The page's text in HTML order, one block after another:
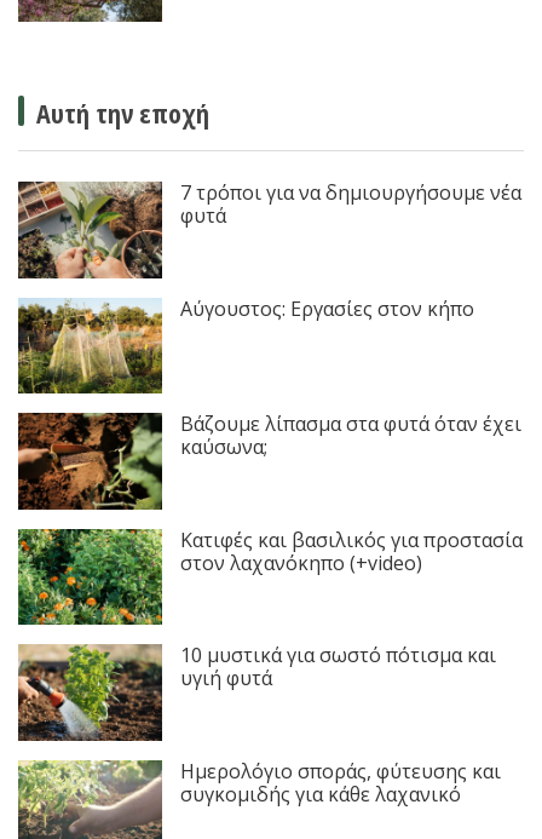
Αυτή την εποχή
7 τρόποι για να δημιουργήσουμε νέα
φυτά
Αύγουστος: Εργασίες στον κήπο
Βάζουμε λίπασμα στα φυτά όταν έχει
καύσωνα;
Κατιφές και βασιλικός για προστασία
στον λαχανόκηπο (+video)
10 μυστικά για σωστό πότισμα και
υγιή φυτά
Ημερολόγιο σποράς, φύτευσης και
συγκομιδής για κάθε λαχανικό